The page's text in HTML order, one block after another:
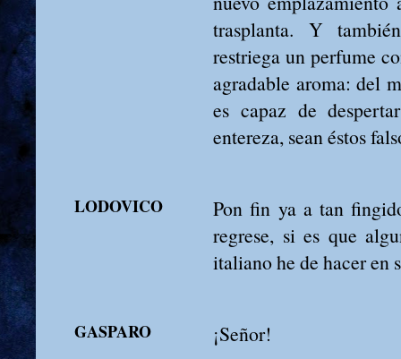
trasplanta. Y
restriega un perfume
agradable aroma: del
es capaz de
entereza, sean éstos
LODOVICO
Pon fin ya a tan
regrese, si es que
italiano he de hacer en
GASPARO ¡Señor!